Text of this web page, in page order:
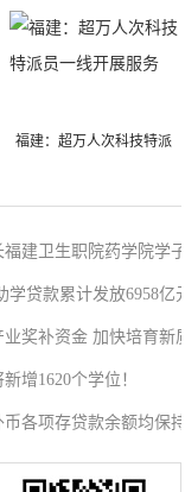
节有福电影巡展31日启动
福建：超万人次科技特派
建卫生职院药学院学子
贷款累计发放6958亿元
奖补资金 加快培育新质
增1620个学位！
各项存贷款余额均保持